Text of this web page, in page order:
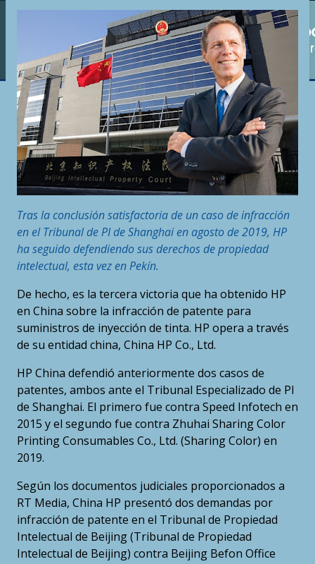
Tras la conclusión satisfactoria de un caso de infracción
en el Tribunal de PI de Shanghai en agosto de 2019, HP
ha seguido defendiendo sus derechos de propiedad
intelectual, esta vez en Pekín.
De hecho, es la tercera victoria que ha obtenido HP
en China sobre la infracción de patente para
suministros de inyección de tinta. HP opera a través
de su entidad china, China HP Co., Ltd.
HP China defendió anteriormente dos casos de
patentes, ambos ante el Tribunal Especializado de PI
de Shanghai. El primero fue contra Speed Infotech en
2015 y el segundo fue contra Zhuhai Sharing Color
Printing Consumables Co., Ltd. (Sharing Color) en
2019.
Según los documentos judiciales proporcionados a
RT Media, China HP presentó dos demandas por
infracción de patente en el Tribunal de Propiedad
Intelectual de Beijing (Tribunal de Propiedad
Intelectual de Beijing) contra Beijing Befon Office